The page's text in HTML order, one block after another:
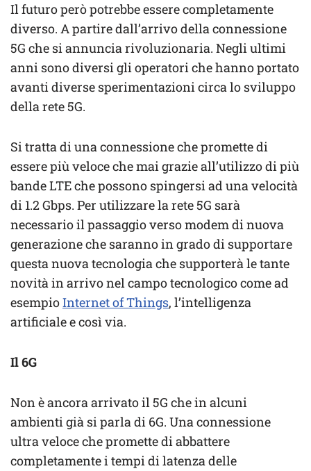
Il futuro però potrebbe essere completamente
diverso. A partire dall’arrivo della connessione
5G che si annuncia rivoluzionaria. Negli ultimi
anni sono diversi gli operatori che hanno portato
avanti diverse sperimentazioni circa lo sviluppo
della rete 5G.
Si tratta di una connessione che promette di
essere più veloce che mai grazie all’utilizzo di più
bande LTE che possono spingersi ad una velocità
di 1.2 Gbps. Per utilizzare la rete 5G sarà
necessario il passaggio verso modem di nuova
generazione che saranno in grado di supportare
questa nuova tecnologia che supporterà le tante
novità in arrivo nel campo tecnologico come ad
esempioInternet of Things, l’intelligenza
artificiale e così via.
Il 6G
Non è ancora arrivato il 5G che in alcuni
ambienti già si parla di 6G. Una connessione
ultra veloce che promette di abbattere
completamente i tempi di latenza delle